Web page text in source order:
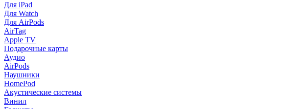
Для iPad
Для Watch
Для AirPods
AirTag
Apple TV
Подарочные карты
Аудио
AirPods
Наушники
HomePod
Акустические системы
Винил